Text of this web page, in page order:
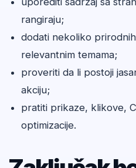
rangiraju;
dodati nekoliko
relevantnim temama;
proveriti da li postoji
akciju;
pratiti prikaze, klikove,
optimizacije.